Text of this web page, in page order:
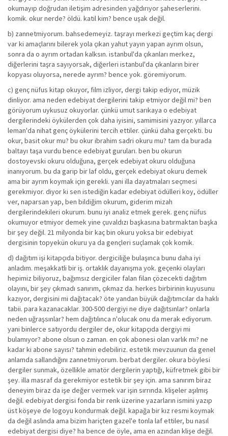
okumayıp doğrudan iletişim adresinden yağdırıyor şaheserlerini.
komik. okur nerde? öldü. katil kim? bence uşak değil.
b) zannetmiyorum. bahsedemeyiz. taşrayı merkezi geçtim kaç dergi
var ki amaçlarını bilerek yola çıkan yahut yayın yapan ayrım olsun,
sonra da o ayrım ortadan kalksın. istanbul'da çıkanları merkez,
diğerlerini taşra sayıyorsak, diğerleri istanbul'da çıkanların birer
kopyası oluyorsa, nerede ayrım? bence yok. göremiyorum.
c) genç nüfus kitap okuyor, film izliyor, dergi takip ediyor, müzik
dinliyor. ama neden edebiyat dergilerini takip etmiyor değil mi? ben
görüyorum uykusuz okuyorlar. çünkü umut sarıkaya o edebiyat
dergilerindeki öykülerden çok daha iyisini, samimisini yazıyor. yıllarca
leman'da nihat genç öykülerini tercih ettiler. çünkü daha gerçekti. bu
okur, basit okur mu? bu okur ibrahim sadri okuru mu? tam da burada
baltayı taşa vurdu bence edebiyat guruları. ben bu okurun
dostoyevski okuru olduğuna, gerçek edebiyat okuru olduğuna
inanıyorum. bu da garip bir laf oldu, gerçek edebiyat okuru demek
ama bir ayrım koymak için gerekli. yani illa dayatmaları seçmesi
gerekmiyor. diyor ki sen istediğin kadar edebiyat ödülleri koy, ödüller
ver, naparsan yap, ben bildiğim okurum, giderim mizah
dergilerindekileri okurum. bunu iyi analiz etmek gerek. genç nüfus
okumuyor etmiyor demek yine çuvaldızı başkasına batırmaktan başka
bir şey değil. 21 milyonda bir kaç bin okuru yoksa bir edebiyat
dergisinin topyekün okuru ya da gençleri suçlamak çok komik.
d) dağıtım işi kitapçıda bitiyor. dergiciliğe bulaşınca bunu daha iyi
anladım. meşakkatli bir iş. ortaklık dayanışma yok. geçenki olayları
hepimiz biliyoruz, bağımsız dergiciler falan filan çözecekti dağıtım
olayını, bir şey çıkmadı sanırım, çıkmaz da. herkes birbirinin kuyusunu
kazıyor, dergisini mi dağıtacak? öte yandan büyük dağıtımcılar da haklı
tabii. para kazanacaklar. 300-500 dergiyi ne diye dağıtsınlar? onlarla
neden uğraşsınlar? hem dağıtılınca n'olucak onu da merak ediyorum.
yani binlerce satıyordu dergiler de, okur kitapçıda dergiyi mi
bulamıyor? abone olsun o zaman. en çok abonesi olan varlık mı? ne
kadar ki abone sayısı? tahmin edebiliriz. estetik mevzuunun da genel
anlamda sallandığını zannetmiyorum. berbat dergiler. okura böylesi
dergiler sunmak, özellikle amatör dergilerin yaptığı, küfretmek gibi bir
şey. illa masraf da gerekmiyor estetik bir şey için. ama sanırım biraz
deneyim biraz da işe değer vermek var işin sırrında. klişeler aşılmış
değil. edebiyat dergisi fonda bir renk üzerine yazarların ismini yazıp
üst köşeye de logoyu kondurmak değil. kapağa bir kız resmi koymak
da değil aslında ama bizim hariçten gazel'e tonla laf ettiler, bu nasıl
edebiyat dergisi diye? ha bence de öyle, ama en azından klişe değil.